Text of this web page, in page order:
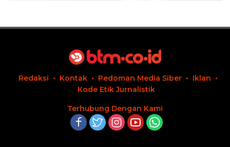
Redaksi Kontak Pedoman Media Siber
Iklan
Kode Etik Jurnalistik
Terhubung Dengan Kami